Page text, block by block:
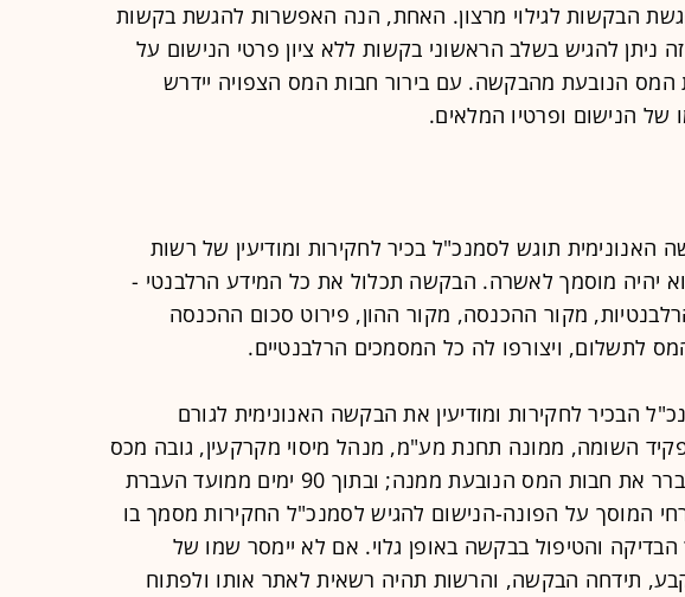
הבקשות לגילוי מרצון. האחת, הנה האפשרות להגשת בקשות
ניתן להגיש בשלב הראשוני בקשות ללא ציון פרטי הנישום על
הנובעת מהבקשה. עם בירור חבות המס הצפויה יידרש
של הנישום ופרטיו המלאים.
האנונימית תוגש לסמנכ"ל בכיר לחקירות ומודיעין של רשות
יהיה מוסמך לאשרה. הבקשה תכלול את כל המידע הרלבנטי -
מקור ההכנסה, מקור ההון, פירוט סכום ההכנסה
לתשלום, ויצורפו לה כל המסמכים הרלבנטיים.
הבכיר לחקירות ומודיעין את הבקשה האנונימית לגורם
השומה, ממונה תחנת מע"מ, מנהל מיסוי מקרקעין, גובה מכס
וכדומה - על-מנת לברר את חבות המס הנובעת ממנה; ובתוך 90 ימים ממועד העברת
המוסך על הפונה-הנישום להגיש לסמנכ"ל החקירות מסמך בו
והטיפול בבקשה באופן גלוי. אם לא יימסר שמו של
תידחה הבקשה, והרשות תהיה רשאית לאתר אותו ולפתוח